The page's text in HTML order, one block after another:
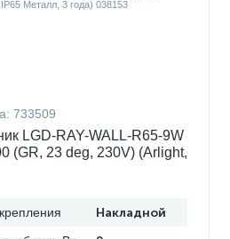
733509
LGD-RAY-WALL-R65-9W
(GR, 23 deg, 230V) (Arlight,
Накладной